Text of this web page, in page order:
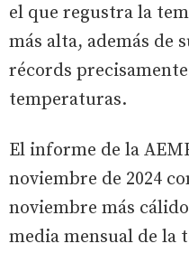
el que regustra la
más alta, además de
récords
temperaturas.
El informe de la
noviembre de 2024
noviembre más
media mensual de la